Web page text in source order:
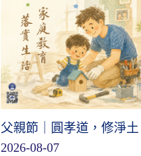
父親節｜圓孝道，修淨土
2026-08-07